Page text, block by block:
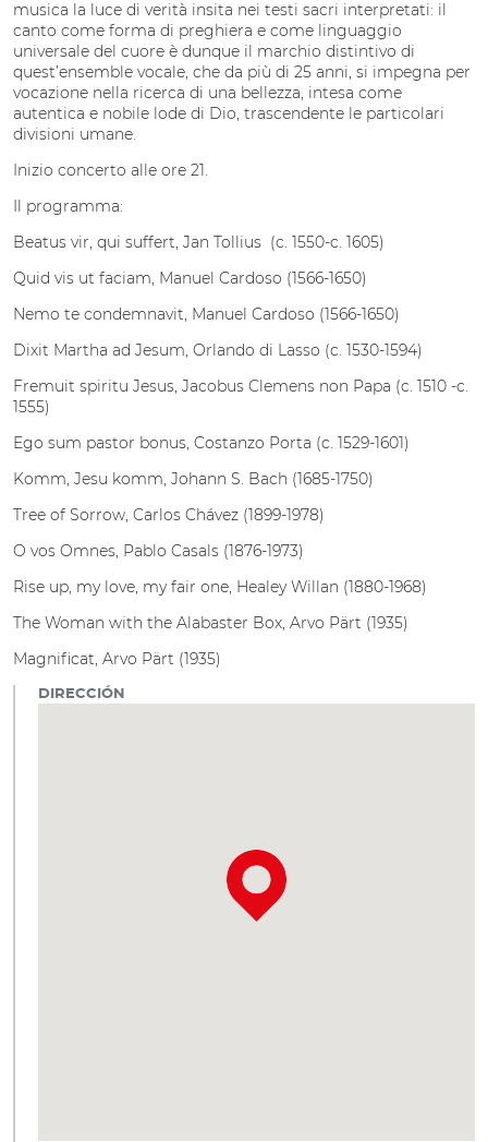
musica la luce di verità insita nei testi sacri interpretati: il
canto come forma di preghiera e come linguaggio
universale del cuore è dunque il marchio distintivo di
quest’ensemble vocale, che da più di 25 anni, si impegna per
vocazione nella ricerca di una bellezza, intesa come
autentica e nobile lode di Dio, trascendente le particolari
divisioni umane.
Inizio concerto alle ore 21.
Il programma:
Beatus vir, qui suffert, Jan Tollius (c. 1550-c. 1605)
Quid vis ut faciam, Manuel Cardoso (1566-1650)
Nemo te condemnavit, Manuel Cardoso (1566-1650)
Dixit Martha ad Jesum, Orlando di Lasso (c. 1530-1594)
Fremuit spiritu Jesus, Jacobus Clemens non Papa (c. 1510 -c.
1555)
Ego sum pastor bonus, Costanzo Porta (c. 1529-1601)
Komm, Jesu komm, Johann S. Bach (1685-1750)
Tree of Sorrow, Carlos Chávez (1899-1978)
O vos Omnes, Pablo Casals (1876-1973)
Rise up, my love, my fair one, Healey Willan (1880-1968)
The Woman with the Alabaster Box, Arvo Pärt (1935)
Magnificat, Arvo Pärt (1935)
DIRECCIÓN